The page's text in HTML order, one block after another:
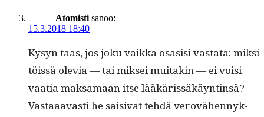
Atomisti sanoo:
15.3.2018 18:40
Kysyn taas, jos joku vaik­ka osasisi vas­ta­ta: mik­si
töis­sä ole­via — tai mik­sei muitakin — ei voisi
vaa­tia mak­samaan itse lääkäris­säkäyntin­sä?
Vas­taaavasti he saisi­vat tehdä verovähen­nyk­